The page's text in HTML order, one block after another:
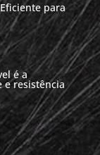
para
é a
resistência